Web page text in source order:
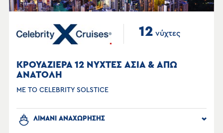
12 νύχτες
ΚΡΟΥΑΖΙΕΡΑ 12 ΝΥΧΤΕΣ ΑΣΙΑ & ΑΠΩ
ΑΝΑΤΟΛΗ
ΜΕ ΤΟ CELEBRITY SOLSTICE
ΛΙΜΑΝΙ ΑΝΑΧΩΡΗΣΗΣ